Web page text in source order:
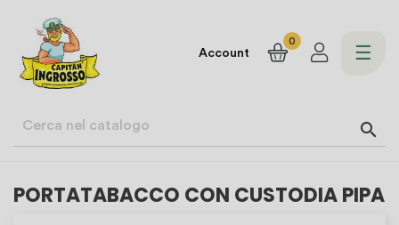
Account
0
☰

PORTATABACCO CON CUSTODIA PIPA